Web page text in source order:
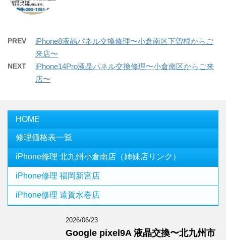
PREV
iPhone8液晶パネル交換修理〜小倉南区下曽根からご
来店〜
NEXT
iPhone14Pro液晶パネル交換修理〜小倉南区からご来
店〜
HOME
修理価格表一覧
iPhone修理 北九州小倉南店（姉妹店リンク）
iPhone修理 福岡新宮店
iPhone修理 遠賀水巻店
2026/06/23
Google pixel9A 液晶交換〜北九州市